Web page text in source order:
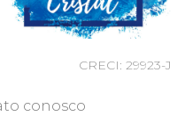
CRECI: 29923-J
conosco